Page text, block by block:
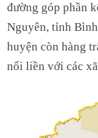
đường góp phần
Nguyên, tỉnh
huyện còn hàng
nối liền với các